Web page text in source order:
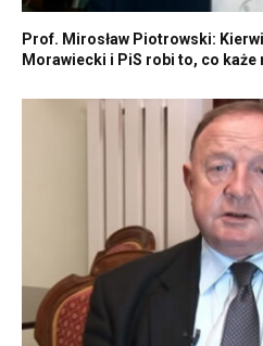
Prof. Mirosław Piotrowski:
Morawiecki i PiS robi to, co każe